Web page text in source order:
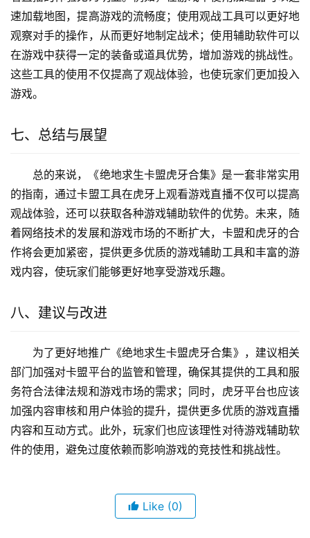
速加载地图，提高游戏的流畅度；使用观战工具可以更好地
观察对手的操作，从而更好地制定战术；使用辅助软件可以
在游戏中获得一定的装备或道具优势，增加游戏的挑战性。
这些工具的使用不仅提高了观战体验，也使玩家们更加投入
游戏。
七、总结与展望
总的来说，《绝地求生卡盟虎牙合集》是一套非常实用
的指南，通过卡盟工具在虎牙上观看游戏直播不仅可以提高
观战体验，还可以获取各种游戏辅助软件的优势。未来，随
着网络技术的发展和游戏市场的不断扩大，卡盟和虎牙的合
作将会更加紧密，提供更多优质的游戏辅助工具和丰富的游
戏内容，使玩家们能够更好地享受游戏乐趣。
八、建议与改进
为了更好地推广《绝地求生卡盟虎牙合集》，建议相关
部门加强对卡盟平台的监管和管理，确保其提供的工具和服
务符合法律法规和游戏市场的需求；同时，虎牙平台也应该
加强内容审核和用户体验的提升，提供更多优质的游戏直播
内容和互动方式。此外，玩家们也应该理性对待游戏辅助软
件的使用，避免过度依赖而影响游戏的竞技性和挑战性。
Like (0)